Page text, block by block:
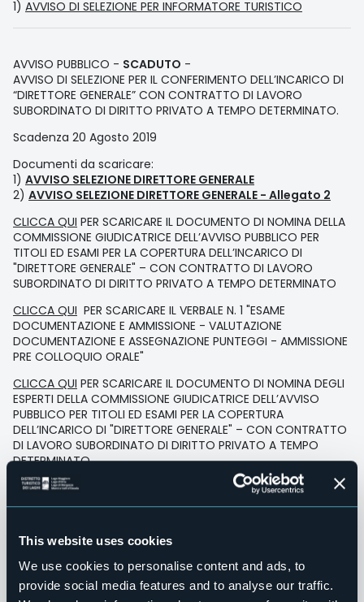
This website uses cookies
We use cookies to personalise content and ads, to
provide social media features and to analyse our traffic.
1) AVVISO DI SELEZIONE PER INFORMATORE TURISTICO
AVVISO PUBBLICO - SCADUTO -
AVVISO DI SELEZIONE PER IL CONFERIMENTO DELL’INCARICO DI
“DIRETTORE GENERALE” CON CONTRATTO DI LAVORO
SUBORDINATO DI DIRITTO PRIVATO A TEMPO DETERMINATO.
Scadenza 20 Agosto 2019
Documenti da scaricare:
1) AVVISO SELEZIONE DIRETTORE GENERALE
2) AVVISO SELEZIONE DIRETTORE GENERALE - Allegato 2
CLICCA QUI PER SCARICARE IL DOCUMENTO DI NOMINA DELLA
COMMISSIONE GIUDICATRICE DELL’AVVISO PUBBLICO PER
TITOLI ED ESAMI PER LA COPERTURA DELL’INCARICO DI
"DIRETTORE GENERALE" – CON CONTRATTO DI LAVORO
SUBORDINATO DI DIRITTO PRIVATO A TEMPO DETERMINATO
CLICCA QUI PER SCARICARE IL VERBALE N. 1 "ESAME
DOCUMENTAZIONE E AMMISSIONE - VALUTAZIONE
DOCUMENTAZIONE E ASSEGNAZIONE PUNTEGGI - AMMISSIONE
PRE COLLOQUIO ORALE"
CLICCA QUI PER SCARICARE IL DOCUMENTO DI NOMINA DEGLI
ESPERTI DELLA COMMISSIONE GIUDICATRICE DELL’AVVISO
PUBBLICO PER TITOLI ED ESAMI PER LA COPERTURA
DELL’INCARICO DI "DIRETTORE GENERALE" – CON CONTRATTO
DI LAVORO SUBORDINATO DI DIRITTO PRIVATO A TEMPO
DETERMINATO
CLICCA QUIPER SCARICARE IL VERBALE N. 2 "PRE COLLOQUIO,
VALUTAZIONE PROVA ORALE E ASSEGNAZIONE PUNTEGGI"
VERBALE N. 1 "ESAME DOCUMENTAZIONE E AMMISSIONE -
VALUTAZIONE DOCUMENTAZIONE E ASSEGNAZIONE PUNTEGGI
- AMMISSIONE PRE COLLOQUIO ORALE" APPROVATI E
RETTIFICATI DA CdA